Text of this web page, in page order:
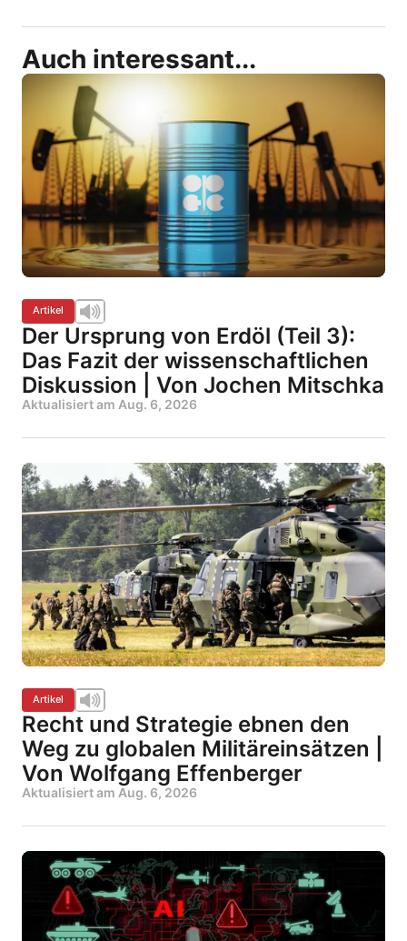
Auch interessant...
Artikel
Der Ursprung von Erdöl (Teil 3):
Das Fazit der wissenschaftlichen
Diskussion | Von Jochen Mitschka
Aktualisiert am Aug. 6, 2026
Artikel
Recht und Strategie ebnen den
Weg zu globalen Militäreinsätzen |
Von Wolfgang Effenberger
Aktualisiert am Aug. 6, 2026